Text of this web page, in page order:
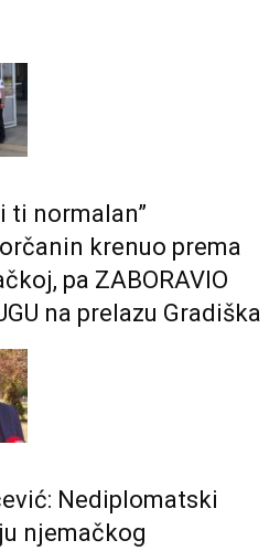
ti normalan”
krenuo prema
pa ZABORAVIO
na prelazu Gradiška
Nediplomatski
njemačkog